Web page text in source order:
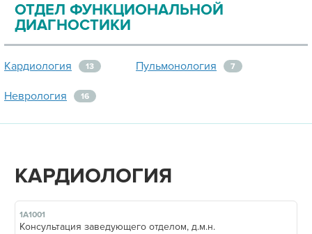
ОТДЕЛ ФУНКЦИОНАЛЬНОЙ
ДИАГНОСТИКИ
Кардиология 13 Пульмонология 7
Неврология 16
КАРДИОЛОГИЯ
1А1001
Консультация заведующего отделом, д.м.н.